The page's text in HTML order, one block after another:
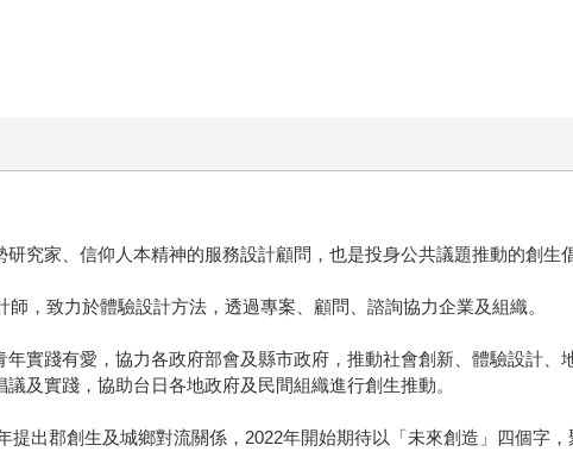
究家、信仰人本精神的服務設計顧問，也是投身公共議題推動的創生
，致力於體驗設計方法，透過專案、顧問、諮詢協力企業及組織。
實踐有愛，協力各政府部會及縣市政府，推動社會創新、體驗設計、
及實踐，協助台日各地政府及民間組織進行創生推動。
提出郡創生及城鄉對流關係，2022年開始期待以「未來創造」四個字